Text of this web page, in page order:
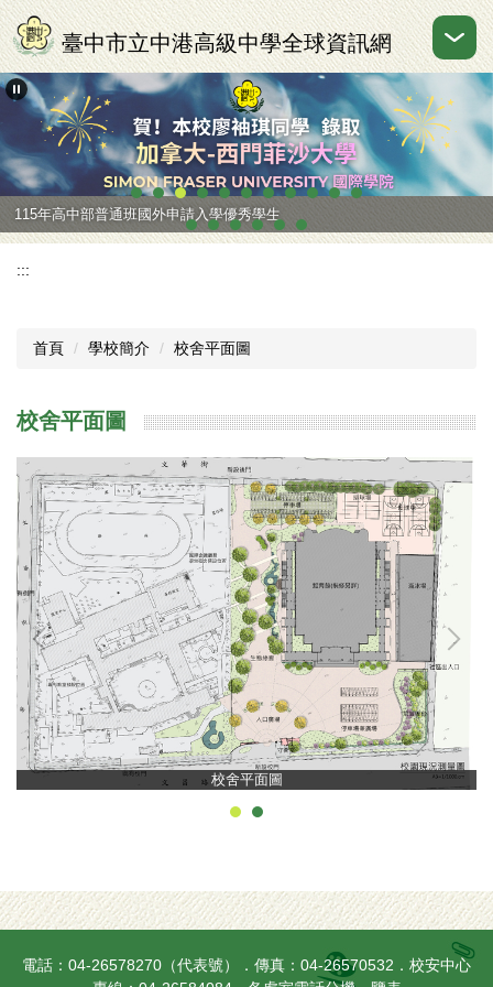
跳
到
主
要
區
臺中市立中港高級中學全球資訊網
115年高中部普通班國外申請入學優秀學生
:::
首頁 學校簡介 校舍平面圖
校舍平面圖
校舍平面圖
電話：04-26578270（代表號）．傳真：04-26570532．校安中心